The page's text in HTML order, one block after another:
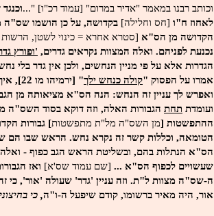
וכותב רבנו במאמר "אדיר במרום" [עמוד רכ"ו] "...
לאחוז ח"ו [חס וחלילה] בקדושה, על כן הושמו שס"ה
הקדושה מן הס"א [סטרא אחרא = כינוי לשטן,
נכנעת לפניהם. ואלה המצוות נקראים גדרים, 'ופורץ
הגדרות אלא על פי מניין הנחשים, ולכן אין גדר בלי
אמרו על הפסוק "קולה כנחש ילך
"
ואפרש לך עניין זה הנחש: הנה הס"א מציאותה מן
ועומדת תחת הגבורות האלה, וזה דוקא בסוד השס"ה
ההתפשטות [מן השס"ה מל"ת מתפשטות] גבורות
הטומאה, וכללות קשר זה נקרא נחש. הראש שבו הם
הס"א הנתלות בהם, ובשליטת הראש הגב כפוף -
שעשויים לכפוף הס"א ... [שם עמוד שס'א] ואז
ה-שס"ה מצוות ל"ת. וזה עניין 'גדר' שעולה 'אור', כי
אור, היה מאיר ברשומו, קודם שיפעל ה-ו"ה, כי